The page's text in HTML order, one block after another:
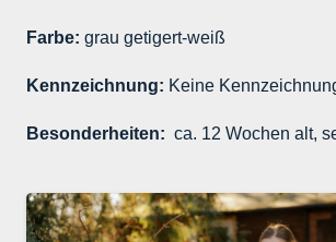
Farbe: grau getigert-weiß
Kennzeichnung: Keine
Besonderheiten: ca. 12 Wochen alt,